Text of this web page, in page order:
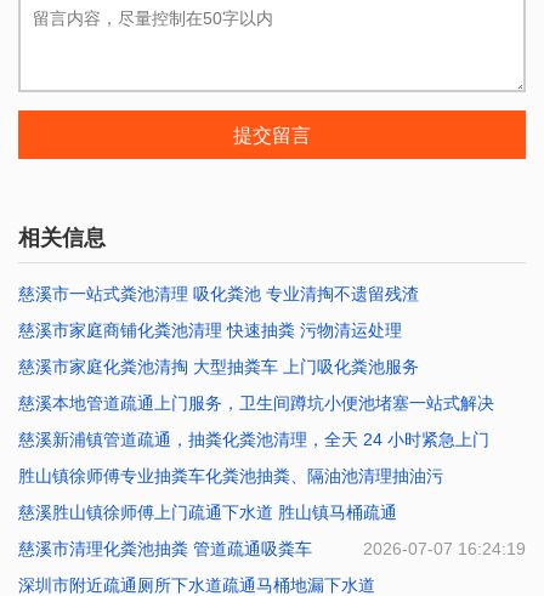
提交留言
相关信息
慈溪市一站式粪池清理 吸化粪池 专业清掏不遗留残渣
2026-07-23 10:00:33
慈溪市家庭商铺化粪池清理 快速抽粪 污物清运处理
2026-07-23 09:58:59
慈溪市家庭化粪池清掏 大型抽粪车 上门吸化粪池服务
2026-07-23 09:57:26
慈溪本地管道疏通上门服务，卫生间蹲坑小便池堵塞一站式解决
2026-07-15 12:18:53
慈溪新浦镇管道疏通，抽粪化粪池清理，全天 24 小时紧急上门
2026-07-09 20:08:40
胜山镇徐师傅专业抽粪车化粪池抽粪、隔油池清理抽油污
2026-07-09 19:59:45
慈溪胜山镇徐师傅上门疏通下水道 胜山镇马桶疏通
2026-07-09 17:55:13
慈溪市清理化粪池抽粪 管道疏通吸粪车
2026-07-07 16:24:19
深圳市附近疏通厕所下水道疏通马桶地漏下水道